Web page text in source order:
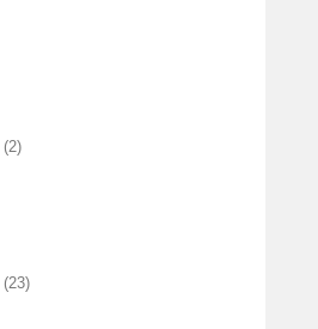
(2)
(23)